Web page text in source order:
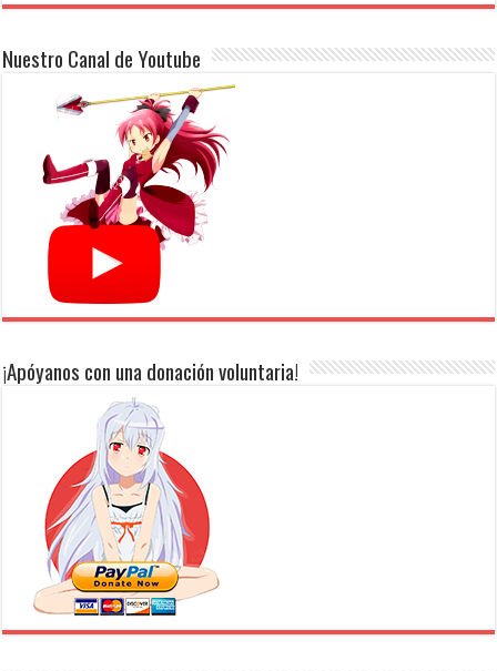
Nuestro Canal de Youtube
¡Apóyanos con una donación voluntaria!